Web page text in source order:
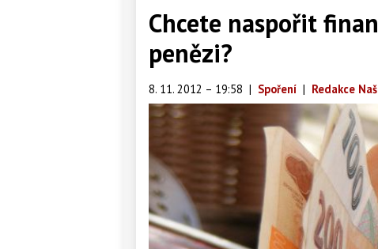
Chcete naspořit
penězi?
8. 11. 2012 – 19:58 | Spoření | Redakce